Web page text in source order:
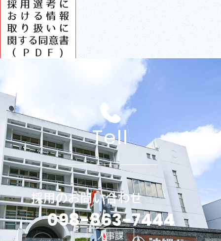
Tell
採用のお問い合わせ
098-863-7444
人事課